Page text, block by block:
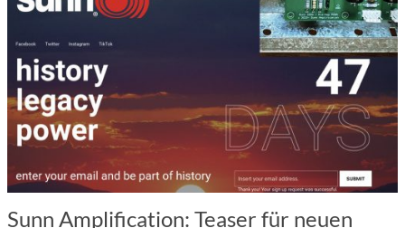
Sunn Amplification: Teaser für neuen